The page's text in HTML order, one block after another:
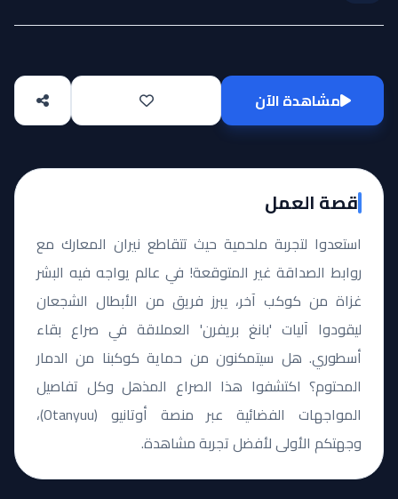
مشاهدة الآن
قصة العمل
استعدوا لتجربة ملحمية حيث تتقاطع نيران المعارك مع
روابط الصداقة غير المتوقعة! في عالم يواجه فيه البشر
غزاة من كوكب آخر، يبرز فريق من الأبطال الشجعان
ليقودوا آليات 'بانغ بريفرن' العملاقة في صراع بقاء
أسطوري. هل سيتمكنون من حماية كوكبنا من الدمار
المحتوم؟ اكتشفوا هذا الصراع المذهل وكل تفاصيل
المواجهات الفضائية عبر منصة أوتانيو (Otanyuu)،
وجهتكم الأولى لأفضل تجربة مشاهدة.